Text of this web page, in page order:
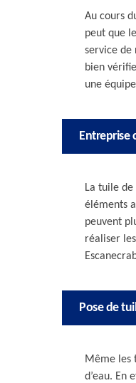
Au cours
peut que
service de
bien
une
Entreprise
La tuile
éléments
peuvent
réaliser
Pose de
Même les
d’eau. En